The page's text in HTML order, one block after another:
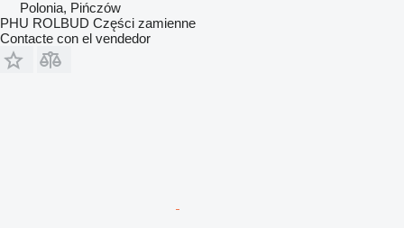
Polonia, Pińczów
PHU ROLBUD Części zamienne
Contacte con el vendedor